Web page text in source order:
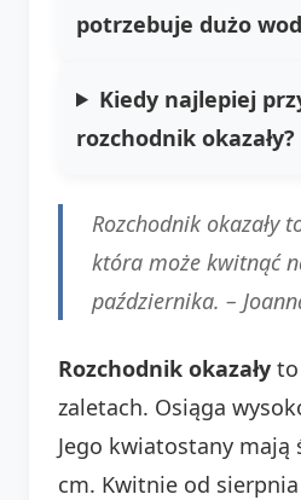
potrzebuje dużo
Kiedy najlepiej
rozchodnik okazały?
Rozchodnik okazały
która może kwitnąć
października. –
Rozchodnik okazały
zaletach. Osiąga
Jego kwiatostany mają
cm. Kwitnie od